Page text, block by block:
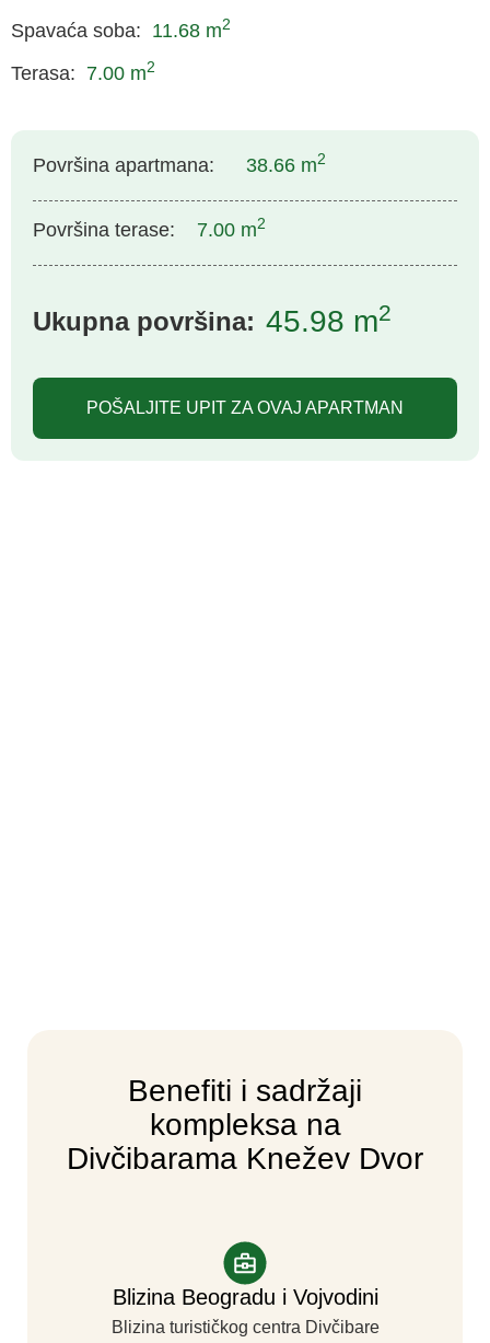
Spavaća soba: 11.68 m2
Terasa: 7.00 m2
Površina apartmana: 38.66 m2
Površina terase: 7.00 m2
Ukupna površina: 45.98 m2
POŠALJITE UPIT ZA OVAJ APARTMAN
Benefiti i sadržaji
kompleksa na
Divčibarama Knežev Dvor
Blizina Beogradu i Vojvodini
Blizina turističkog centra Divčibare